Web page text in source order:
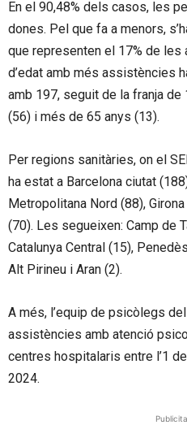
En el 90,48% dels casos, les
dones. Pel que fa a menors,
que representen el 17% de les
d’edat amb més assistències
amb 197, seguit de la franja de
(56) i més de 65 anys (13).
Per regions sanitàries, on el
ha estat a Barcelona ciutat
Metropolitana Nord (88),
(70). Les segueixen: Camp de
Catalunya Central (15),
Alt Pirineu i Aran (2).
A més, l’equip de psicòlegs
assistències amb atenció
centres hospitalaris entre l’1
2024.